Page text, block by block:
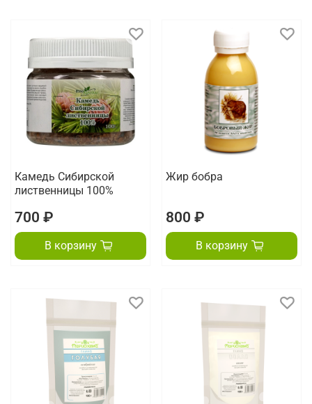
Камедь Сибирской
лиственницы 100%
700 ₽
В корзину
Жир бобра
800 ₽
В корзину